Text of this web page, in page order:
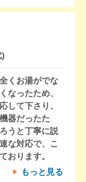
)
くお湯がでな
なったため、
して下さり、
器だったた
うと丁寧に説
な対応で、こ
おります。
もっと見る